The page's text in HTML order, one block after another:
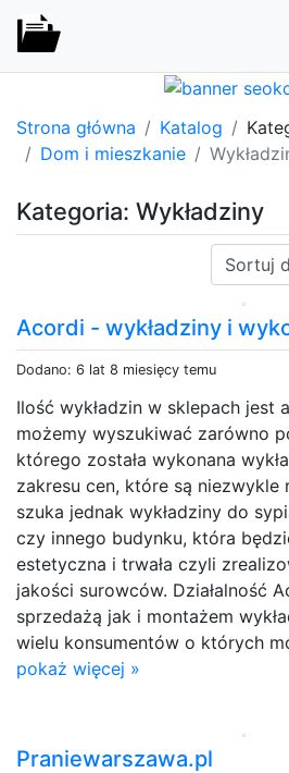
Strona główna Katalog
Dom i mieszkanie
Kategoria: Wykładziny
Sortuj:
Acordi - wykładziny i
Dodano: 6 lat 8 miesięcy temu
Ilość wykładzin w sklepach jest
możemy wyszukiwać zarówno
którego została wykonana
zakresu cen, które są niezwykle
szuka jednak wykładziny do
czy innego budynku, która
estetyczna i trwała czyli
jakości surowców. Działalność
sprzedażą jak i montażem
wielu konsumentów o których
pokaż więcej »
Praniewarszawa.pl